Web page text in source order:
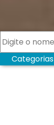
Categorias